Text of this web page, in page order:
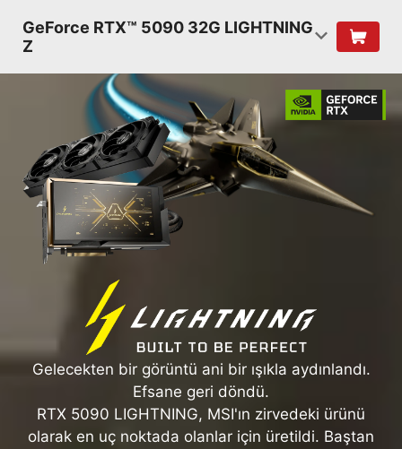
GeForce RTX™ 5090 32G LIGHTNING
Z
Gelecekten bir görüntü ani bir ışıkla aydınlandı.
Efsane geri döndü.
RTX 5090 LIGHTNING, MSI'ın zirvedeki ürünü
olarak en uç noktada olanlar için üretildi. Baştan